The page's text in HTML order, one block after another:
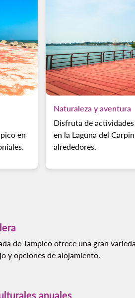
en
Naturaleza y aventura
Disfruta de
en la Laguna del
alrededores.
de Tampico ofrece una gran
y opciones de alojamiento.
anuales